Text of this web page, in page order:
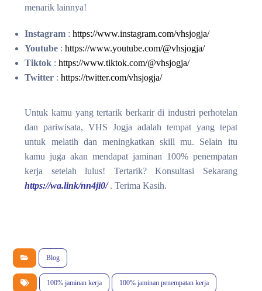
menarik lainnya!
Instagram : https://www.instagram.com/vhsjogja/
Youtube : https://www.youtube.com/@vhsjogja/
Tiktok : https://www.tiktok.com/@vhsjogja/
Twitter :https://twitter.com/vhsjogja/
Untuk kamu yang tertarik berkarir di industri perhotelan
dan pariwisata, VHS Jogja adalah tempat yang tepat
untuk melatih dan meningkatkan skill mu. Selain itu
kamu juga akan mendapat jaminan 100% penempatan
kerja setelah lulus! Tertarik? Konsultasi Sekarang
https://wa.link/nn4ji0/. Terima Kasih.
Blog
100% jaminan kerja 100% jaminan penempatan kerja